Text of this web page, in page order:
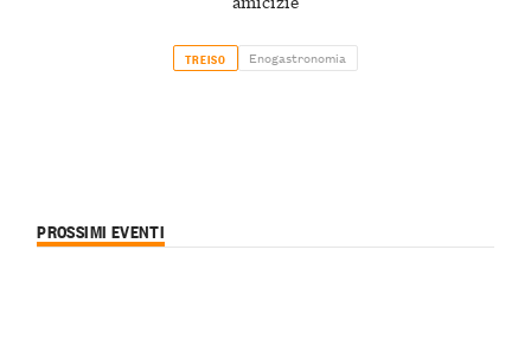
TREISO Enogastronomia
PROSSIMI EVENTI